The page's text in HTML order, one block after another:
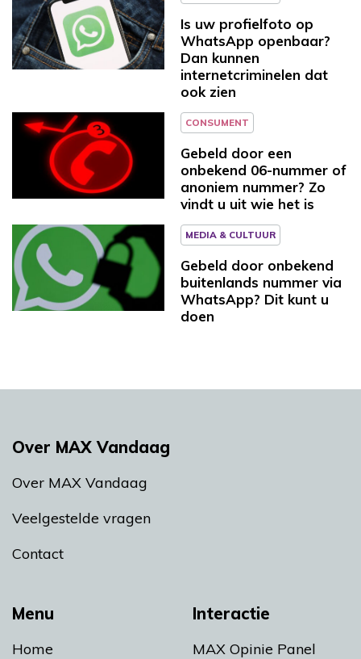
Is uw profielfoto op
WhatsApp openbaar?
Dan kunnen
internetcriminelen dat
ook zien
CONSUMENT
Gebeld door een
onbekend 06-nummer of
anoniem nummer? Zo
vindt u uit wie het is
MEDIA & CULTUUR
Gebeld door onbekend
buitenlands nummer via
WhatsApp? Dit kunt u
doen
Menu
Home
Interactie
MAX Opinie Panel
Over MAX Vandaag
Over MAX Vandaag
Veelgestelde vragen
Contact